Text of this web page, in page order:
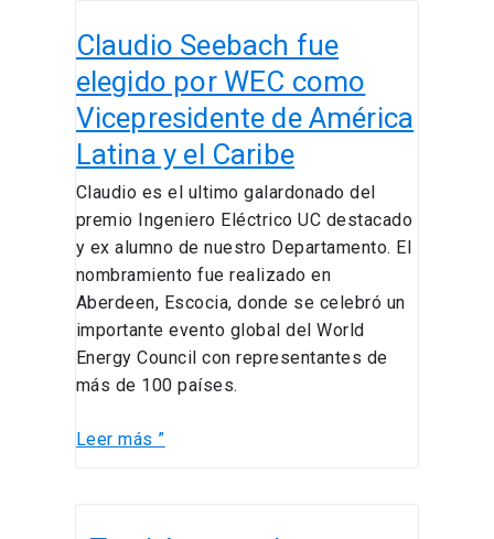
deporte
y
esta
es
la
forma
de
prevenirla
Claudio Seebach fue
elegido por WEC como
Vicepresidente de América
Latina y el Caribe
Claudio es el ultimo galardonado del
premio Ingeniero Eléctrico UC destacado
y ex alumno de nuestro Departamento. El
nombramiento fue realizado en
Aberdeen, Escocia, donde se celebró un
importante evento global del World
Energy Council con representantes de
más de 100 países.
Seebach
fue
elegido
por
WEC
de
América
Caribe
Leer más ”